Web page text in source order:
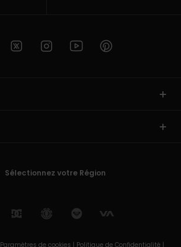
Sélectionnez votre Région
Paramètres de cookies | Politique de Confidentialité |